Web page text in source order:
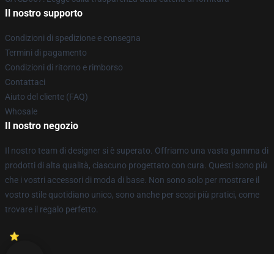
Il nostro supporto
Condizioni di spedizione e consegna
Termini di pagamento
Condizioni di ritorno e rimborso
Contattaci
Aiuto del cliente (FAQ)
Whosale
Il nostro negozio
Il nostro team di designer si è superato. Offriamo una vasta gamma di
prodotti di alta qualità, ciascuno progettato con cura. Questi sono più
che i vostri accessori di moda di base. Non sono solo per mostrare il
vostro stile quotidiano unico, sono anche per scopi più pratici, come
trovare il regalo perfetto.